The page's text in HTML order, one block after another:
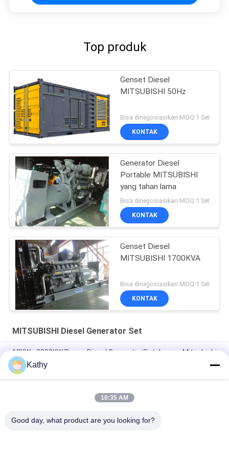
Top produk
Genset Diesel
MITSUBISHI 50Hz
Bisa dinegosiasikan MOQ:1 Set
KONTAK
Generator Diesel
Portable MITSUBISHI
yang tahan lama
Bisa dinegosiasikan MOQ:1 Set
KONTAK
Genset Diesel
MITSUBISHI 1700KVA
Bisa dinegosiasikan MOQ:1 Set
KONTAK
MITSUBISHI Diesel Generator Set
10KW - 2000KW Power Diesel Generator Set dengan Mitsubishi
Alternator
1650KW MITSUBISHI diesel generator dengan pendinginan air
Genset Diesel 2000KW 2500KVA Panel Kontrol Smartgen
Kathy
10:35 AM
Good day, what product are you looking for?